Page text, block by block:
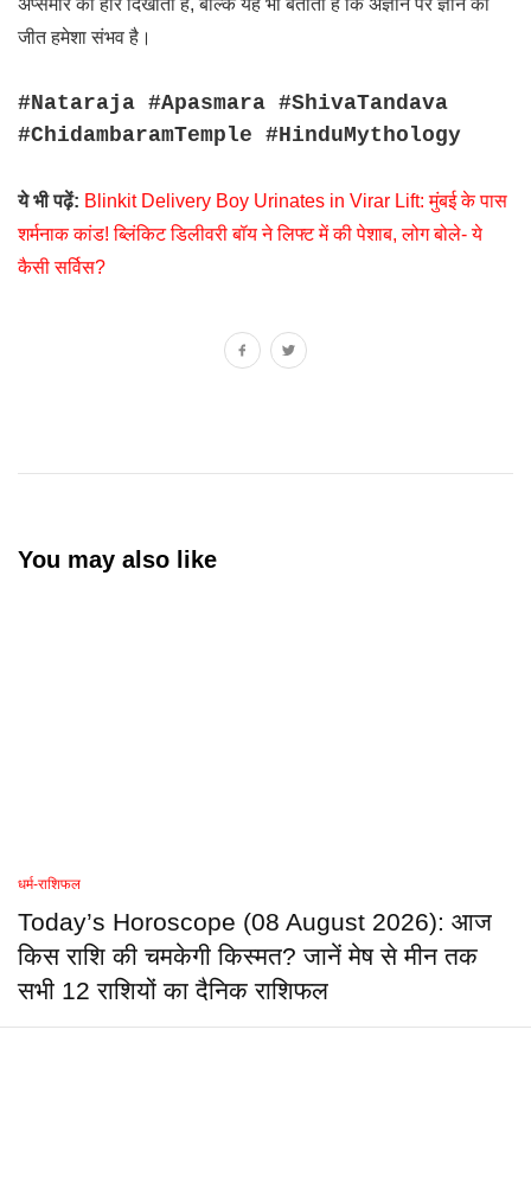
अप्समार की हार दिखाती है, बल्कि यह भी बताती है कि अज्ञान पर ज्ञान की
जीत हमेशा संभव है।
#Nataraja #Apasmara #ShivaTandava
#ChidambaramTemple #HinduMythology
ये भी पढ़ें: Blinkit Delivery Boy Urinates in Virar Lift: मुंबई के पास
शर्मनाक कांड! ब्लिंकिट डिलीवरी बॉय ने लिफ्ट में की पेशाब, लोग बोले- ये
कैसी सर्विस?
You may also like
धर्म-राशिफल
Today’s Horoscope (08 August 2026): आज
किस राशि की चमकेगी किस्मत? जानें मेष से मीन तक
सभी 12 राशियों का दैनिक राशिफल